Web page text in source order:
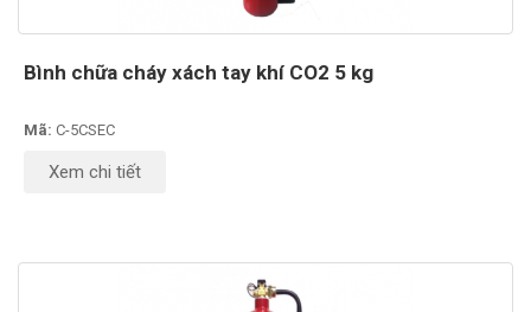
Bình chữa cháy xách tay khí CO2 5 kg
Mã: C-5CSEC
Xem chi tiết